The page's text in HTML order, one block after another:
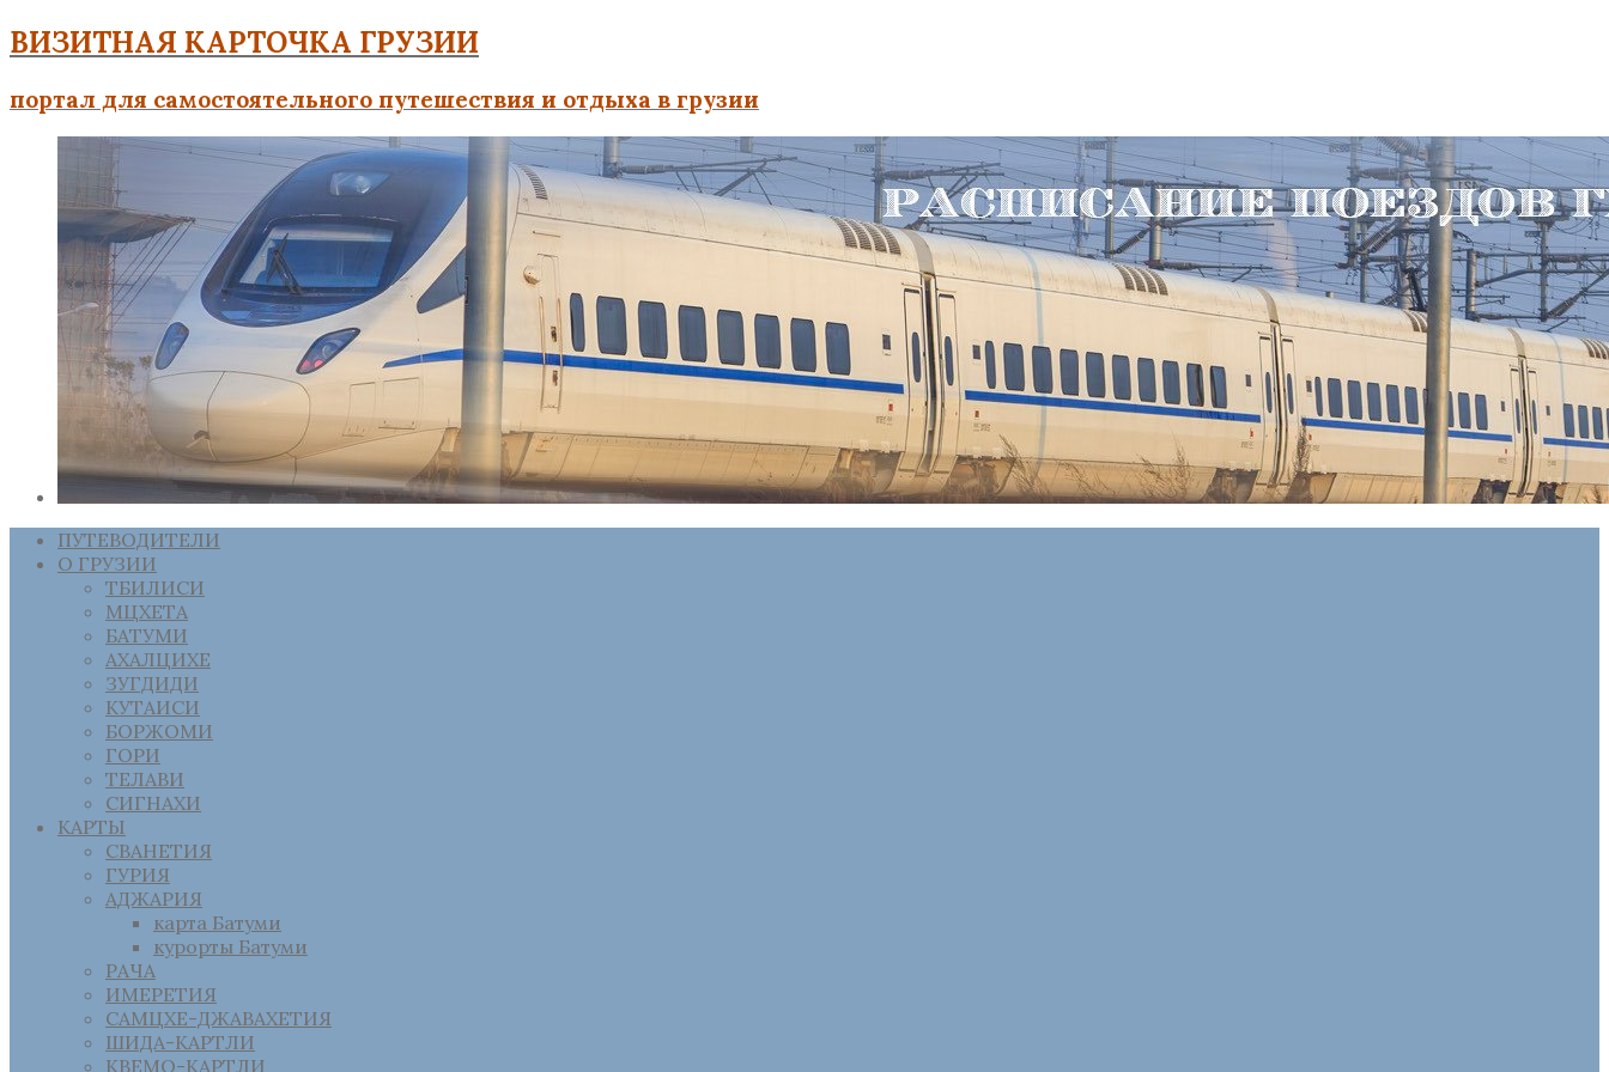
ВИЗИТНАЯ КАРТОЧКА ГРУЗИИ
портал для самостоятельного путешествия и отдыха в грузии
ПУТЕВОДИТЕЛИ
О ГРУЗИИ
ТБИЛИСИ
МЦХЕТА
БАТУМИ
АХАЛЦИХЕ
ЗУГДИДИ
КУТАИСИ
БОРЖОМИ
ГОРИ
ТЕЛАВИ
СИГНАХИ
КАРТЫ
СВАНЕТИЯ
ГУРИЯ
АДЖАРИЯ
карта Батуми
курорты Батуми
РАЧА
ИМЕРЕТИЯ
САМЦХЕ-ДЖАВАХЕТИЯ
ШИДА-КАРТЛИ
КВЕМО-КАРТЛИ